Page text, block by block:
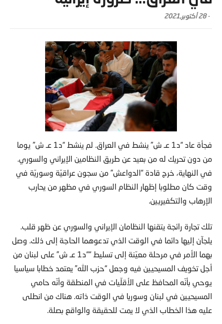
-28 أكتوبر,2021
فجأة عاد “د1 عـ ش” ينشط في العراق. لم ينشط “د1 عـ ش” يوما
من دون تحريك له من بعيد عن طريق النظامين الإيراني والسوري.
في النهاية، خرج قادة “الدواعش” من سجون عراقيّة وسوريّة في
وقت كان مطلوبا إظهار النظام السوري في مظهر من يحارب
الإرهاب والتكفيريين.
تلك تجارة رائجة يتقنها النظامان الإيراني والسوري عن ظهر قلب.
يلجآن إليها دائما في الوقت الذي تدعوهما الحاجة إلى ذلك. وصل
بهما الأمر في مرحلة معيّنة إلى تسليط ““د1 عـ ش” على لبنان من
أجل تخويف المسيحيين فيه وجعل “حزب الله” يعتمد خطابا سياسيا
يوحي بأنّه المحافظ على الأقلّيات في المنطقة وأنّه حامي
المسيحيين في لبنان وسوريا في الوقت ذاته. هناك من انطلى
عليه هذا الخطاب الذي لا يمت للحقيقة والواقع بصلة.